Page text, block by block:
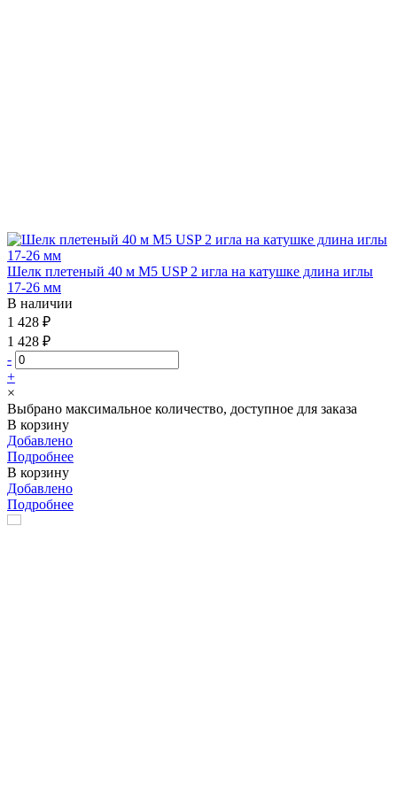
Шелк плетеный 40 м М5 USP 2 игла на катушке длина иглы
17-26 мм
В наличии
1 428 ₽
1 428 ₽
-
+
×
Выбрано максимальное количество, доступное для заказа
В корзину
Добавлено
Подробнее
В корзину
Добавлено
Подробнее